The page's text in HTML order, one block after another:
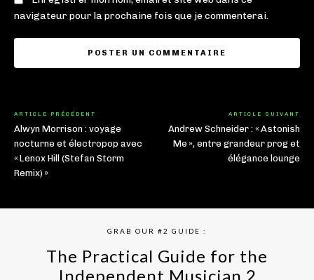
navigateur pour la prochaine fois que je commenterai.
ARTICLE PRÉCÉDENT
Alwyn Morrison : voyage
nocturne et électropop avec
« Lenox Hill (Stefan Storm
Remix) »
ARTICLE SUIVANT
Andrew Schneider : « Astonish
Me », entre grandeur prog et
élégance lounge
GRAB OUR #2 GUIDE :
The Practical Guide for the
Independent Musician 2